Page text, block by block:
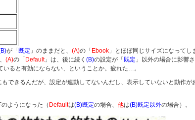
が「 既定 」のままだと、 (A)の「 Ebook 」とほぼ同じサイズになってし
(A)の「 Default」は、後に続く (B)の設定が「 既定 」以外の場合に影響さ
いると有効にならない、ということか。疲れた…。
できるんだが、設定が連動してないんだし、表示していないと動作が
ようになった（ Defaultは(B)既定の場合、 他は(B)既定以外の場合）。